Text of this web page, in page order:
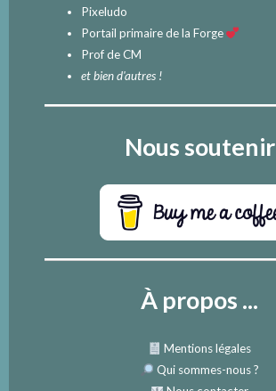
Pixeludo
Portail primaire de la Forge
Prof de CM
et bien d'autres !
Nous soutenir
À propos ...
Mentions légales
Qui sommes-nous?